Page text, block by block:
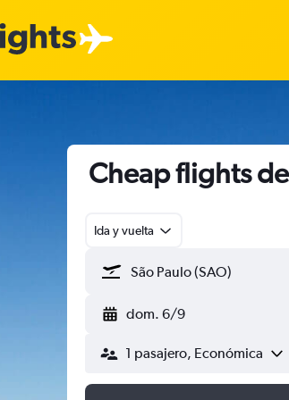
Cheap flights
Ida y vuelta
dom. 6/9
1 pasajero, Económica